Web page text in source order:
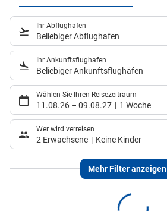
Ihr Abflughafen
Beliebiger Abflughafen
Ihr Ankunftsflughafen
Beliebiger Ankunftsflughäfen
Wählen Sie Ihren Reisezeitraum
11.08.26 – 09.08.27 1 Woche
Wer wird verreisen
2 Erwachsene Keine Kinder
Mehr Filter anzeigen